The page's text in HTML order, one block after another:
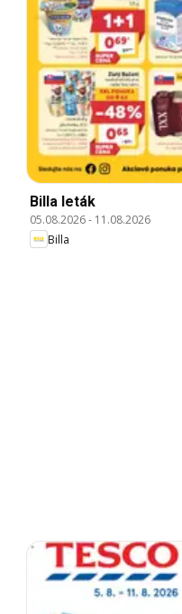
Billa leták
05.08.2026- 11.08.2026
Billa